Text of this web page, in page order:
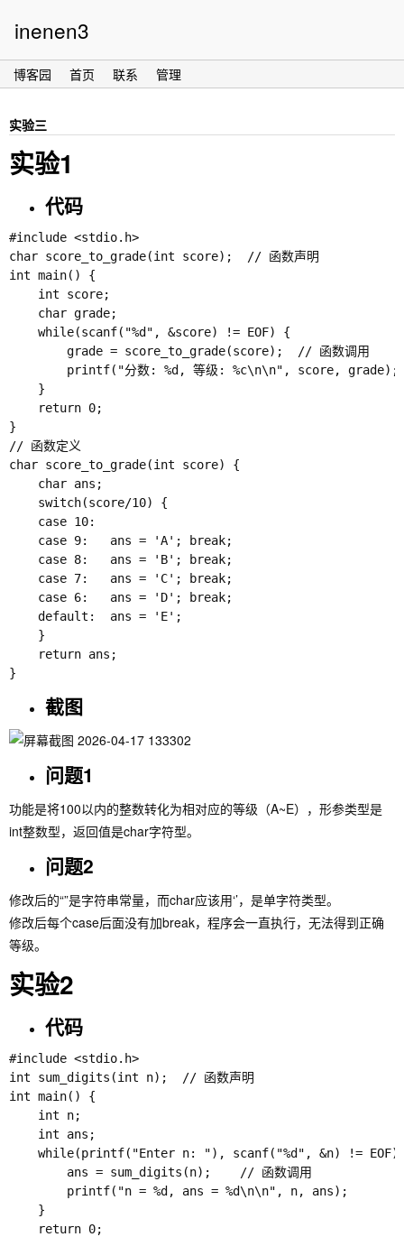
inenen3
博客园 首页 联系 管理
实验三
实验1
代码
#include <stdio.h>
char score_to_grade(int score);  // 函数声明
int main() {
    int score;
    char grade;
    while(scanf("%d", &score) != EOF) {
        grade = score_to_grade(score);  // 函数调用
        printf("分数: %d, 等级: %c\n\n", score, grade);
    }
    return 0;
}
// 函数定义
char score_to_grade(int score) {
    char ans;
    switch(score/10) {
    case 10:
    case 9:   ans = 'A'; break;
    case 8:   ans = 'B'; break;
    case 7:   ans = 'C'; break;
    case 6:   ans = 'D'; break;
    default:  ans = 'E';
    }
    return ans;
截图
问题1
功能是将100以内的整数转化为相对应的等级（A~E），形参类型是
int整数型，返回值是char字符型。
问题2
修改后的“”是字符串常量，而char应该用‘’，是单字符类型。
修改后每个case后面没有加break，程序会一直执行，无法得到正确
等级。
实验2
代码
#include <stdio.h>
int sum_digits(int n);  // 函数声明
int main() {
    int n;
    int ans;
while(printf("Enter n: "), scanf("%d", &n) != EOF)
        ans = sum_digits(n);    // 函数调用
        printf("n = %d, ans = %d\n\n", n, ans);
    }
    return 0;